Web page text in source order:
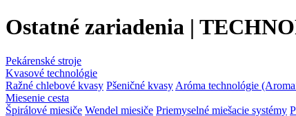
Ostatné zariadenia |
Pekárenské stroje
Kvasové technológie
Ražné chlebové kvasy Pšeničné kvasy Aróma technológie
Miesenie cesta
Špirálové miesiče Wendel miesiče Priemyselné miešacie systémy